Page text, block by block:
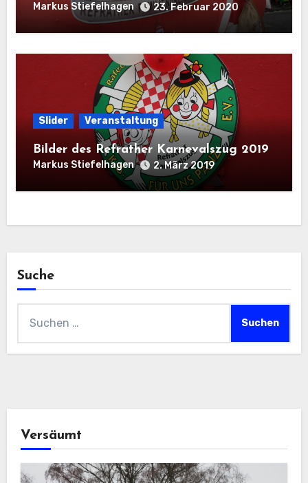
Markus Stiefelhagen 23. Februar 2020
Slider Veranstaltung
Bilder des Refrather Karnevalszug 2019
Markus Stiefelhagen 2. März 2019
Suche
nach:
Versäumt